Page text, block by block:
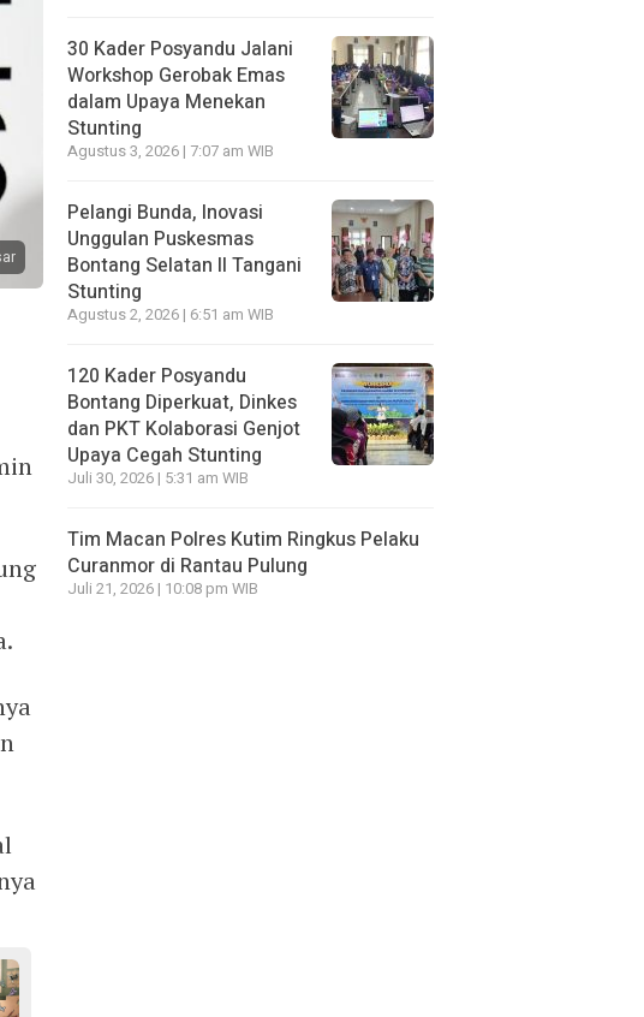
30 Kader Posyandu Jalani
Workshop Gerobak Emas
dalam Upaya Menekan
Stunting
Agustus 3, 2026 | 7:07 am WIB
Pelangi Bunda, Inovasi
Unggulan Puskesmas
Bontang Selatan II Tangani
Stunting
Agustus 2, 2026 | 6:51 am WIB
120 Kader Posyandu
Bontang Diperkuat, Dinkes
dan PKT Kolaborasi Genjot
Upaya Cegah Stunting
Juli 30, 2026 | 5:31 am WIB
Tim Macan Polres Kutim Ringkus Pelaku
Curanmor di Rantau Pulung
Juli 21, 2026 | 10:08 pm WIB